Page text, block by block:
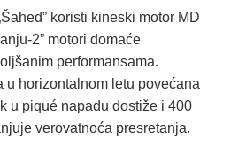
koristi kineski motor MD
2” motori domaće
performansama.
u horizontalnom letu povećana
u piqué napadu dostiže i 400
verovatnoća presretanja.